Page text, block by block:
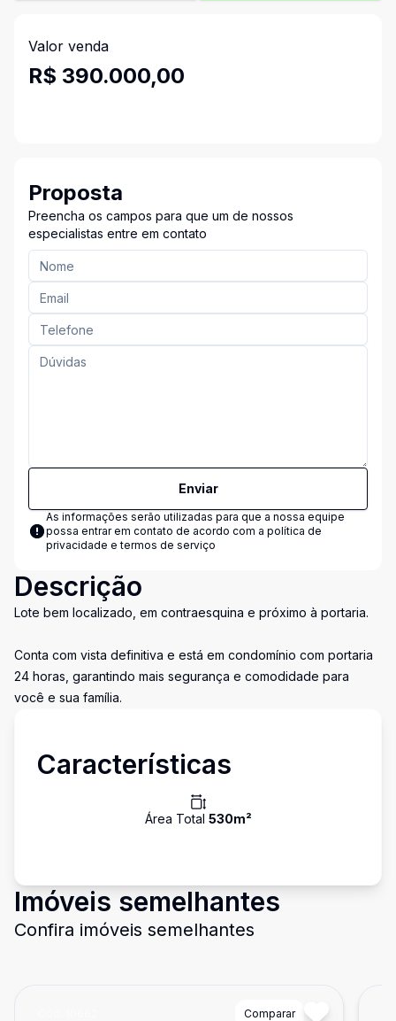
Valor venda
R$ 390.000,00
Proposta
Preencha os campos para que um de nossos
especialistas entre em contato
Enviar
As informações serão utilizadas para que a nossa equipe
possa entrar em contato de acordo com a política de
privacidade e termos de serviço
Descrição
Lote bem localizado, em contraesquina e próximo à portaria.
Conta com vista definitiva e está em condomínio com portaria
24 horas, garantindo mais segurança e comodidade para
você e sua família.
Características
Área Total 530m²
Imóveis semelhantes
Confira imóveis semelhantes
Comparar